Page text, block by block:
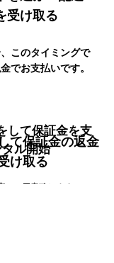
受け取る
このタイミングで
でお支払いです。
して保証金を支
ル開始
て保証金の返金
け取る